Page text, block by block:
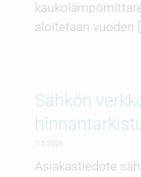
aloitetaan vuoden
Sähkön
7.5.2026
Asiakastiedote